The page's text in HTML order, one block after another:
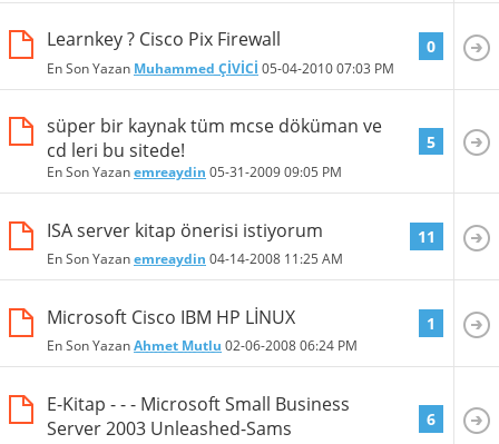
Learnkey ? Cisco Pix Firewall
En Son Yazan Muhammed ÇİVİCİ 05-04-201007:03 PM
0
süper bir kaynak tüm mcse döküman ve
cd leri bu sitede!
En Son Yazanemreaydin 05-31-200909:05 PM
5
ISA server kitap önerisi istiyorum
En Son Yazanemreaydin 04-14-2008 11:25 AM
11
Microsoft Cisco IBM HP LİNUX
En Son YazanAhmet Mutlu 02-06-200806:24 PM
1
E-Kitap - - - Microsoft Small Business
Server 2003 Unleashed-Sams
6